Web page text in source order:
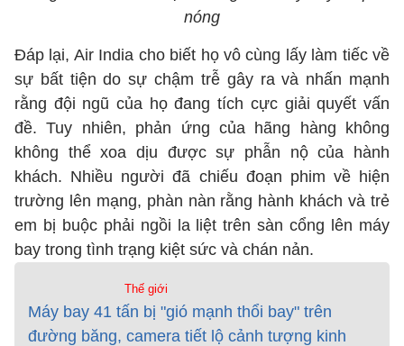
nóng
Đáp lại, Air India cho biết họ vô cùng lấy làm tiếc về
sự bất tiện do sự chậm trễ gây ra và nhấn mạnh
rằng đội ngũ của họ đang tích cực giải quyết vấn
đề. Tuy nhiên, phản ứng của hãng hàng không
không thể xoa dịu được sự phẫn nộ của hành
khách. Nhiều người đã chiếu đoạn phim về hiện
trường lên mạng, phàn nàn rằng hành khách và trẻ
em bị buộc phải ngồi la liệt trên sàn cổng lên máy
bay trong tình trạng kiệt sức và chán nản.
Thế giới
Máy bay 41 tấn bị "gió mạnh thổi bay" trên
đường băng, camera tiết lộ cảnh tượng kinh